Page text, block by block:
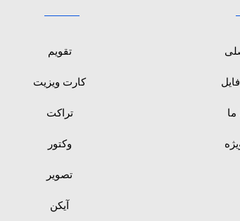
ما
تقویم
کارت ویزیت
تراکت
وکتور
تصویر
آیکن